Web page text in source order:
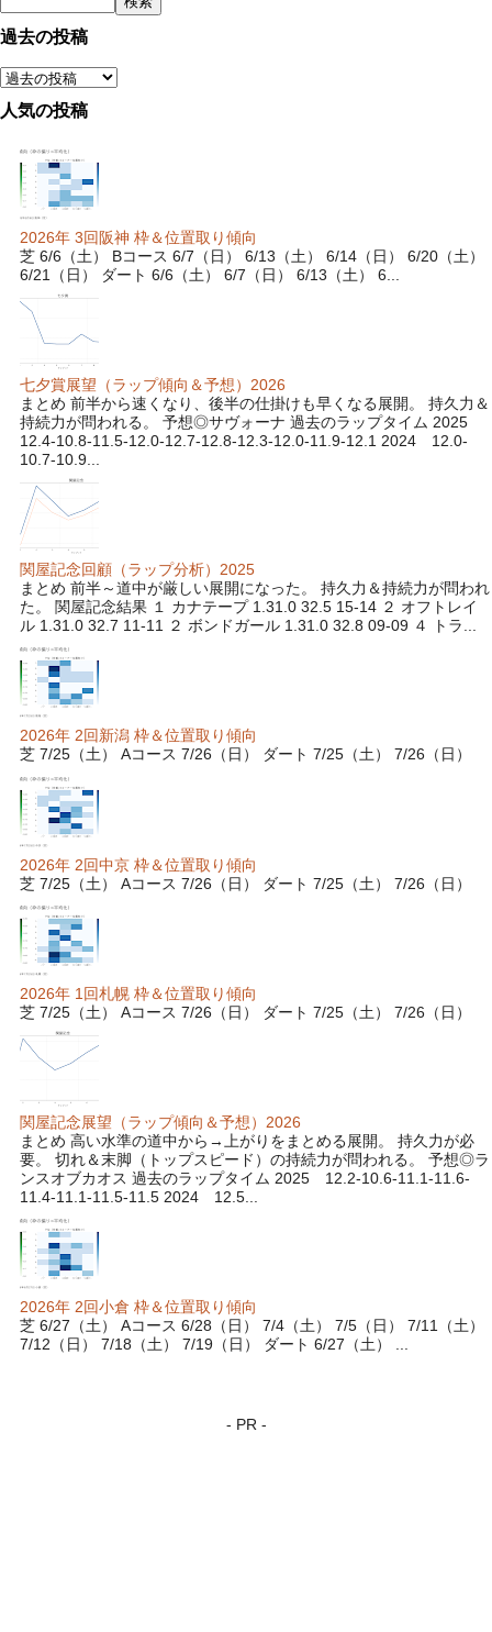
過去の投稿
人気の投稿
2026年 3回阪神 枠＆位置取り傾向
芝 6/6（土） Bコース 6/7（日） 6/13（土） 6/14（日） 6/20（土）
6/21（日） ダート 6/6（土） 6/7（日） 6/13（土） 6...
七夕賞展望（ラップ傾向＆予想）2026
まとめ 前半から速くなり、後半の仕掛けも早くなる展開。 持久力＆
持続力が問われる。 予想◎サヴォーナ 過去のラップタイム 2025
12.4-10.8-11.5-12.0-12.7-12.8-12.3-12.0-11.9-12.1 2024 12.0-
10.7-10.9...
関屋記念回顧（ラップ分析）2025
まとめ 前半～道中が厳しい展開になった。 持久力＆持続力が問われ
た。 関屋記念結果 １ カナテープ 1.31.0 32.5 15-14 ２ オフトレイ
ル 1.31.0 32.7 11-11 ２ ボンドガール 1.31.0 32.8 09-09 ４ トラ...
2026年 2回新潟 枠＆位置取り傾向
芝 7/25（土） Aコース 7/26（日） ダート 7/25（土） 7/26（日）
2026年 2回中京 枠＆位置取り傾向
芝 7/25（土） Aコース 7/26（日） ダート 7/25（土） 7/26（日）
2026年 1回札幌 枠＆位置取り傾向
芝 7/25（土） Aコース 7/26（日） ダート 7/25（土） 7/26（日）
関屋記念展望（ラップ傾向＆予想）2026
まとめ 高い水準の道中から→上がりをまとめる展開。 持久力が必
要。 切れ＆末脚（トップスピード）の持続力が問われる。 予想◎ラ
ンスオブカオス 過去のラップタイム 2025 12.2-10.6-11.1-11.6-
11.4-11.1-11.5-11.5 2024 12.5...
2026年 2回小倉 枠＆位置取り傾向
芝 6/27（土） Aコース 6/28（日） 7/4（土） 7/5（日） 7/11（土）
7/12（日） 7/18（土） 7/19（日） ダート 6/27（土） ...
- PR -